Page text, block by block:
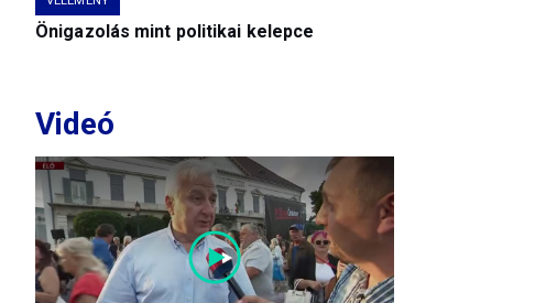
Önigazolás mint politikai kelepce
Videó